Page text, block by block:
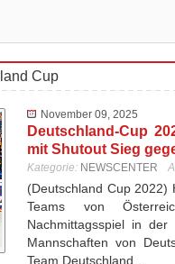
Cup
November 09, 2025
Deutschland-Cup
mit Shutout Sieg
Kategorie: NEWSCENTER
(Deutschland Cup 2022)
Teams von
Nachmittagsspiel in
Mannschaften von
Team Deutschland…